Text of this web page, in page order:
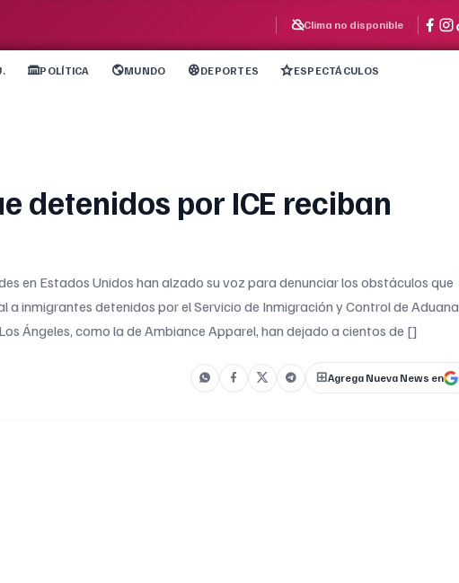
Clima no disponible
POLÍTICA MUNDO DEPORTES ESPECTÁCULOS
detenidos por ICE reciban
en Estados Unidos han alzado su voz para denunciar los obstáculos que
inmigrantes detenidos por el Servicio de Inmigración y Control de
Ángeles, como la de Ambiance Apparel, han dejado a cientos de []
Agrega Nueva News en